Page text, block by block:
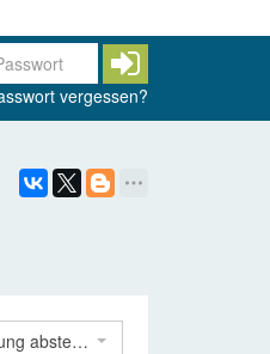
vergessen?
Nach Bewertung absteigend